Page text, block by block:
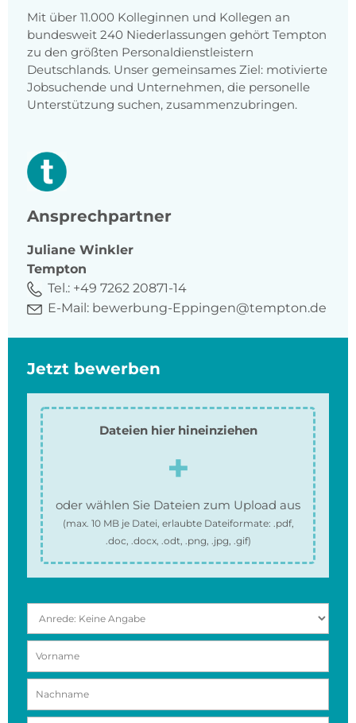
Mit über 11.000 Kolleginnen und Kollegen an
bundesweit 240 Niederlassungen gehört Tempton
zu den größten Personaldienstleistern
Deutschlands. Unser gemeinsames Ziel: motivierte
Jobsuchende und Unternehmen, die personelle
Unterstützung suchen, zusammenzubringen.
Ansprechpartner
Juliane Winkler
Tempton
Tel.: +49 7262 20871-14
E-Mail: bewerbung-Eppingen@tempton.de
Jetzt bewerben
Dateien hier hineinziehen
oder wählen Sie Dateien zum Upload aus
(max. 10 MBje Datei, erlaubte Dateiformate: .pdf,
.doc, .docx, .odt, .png, .jpg, .gif)